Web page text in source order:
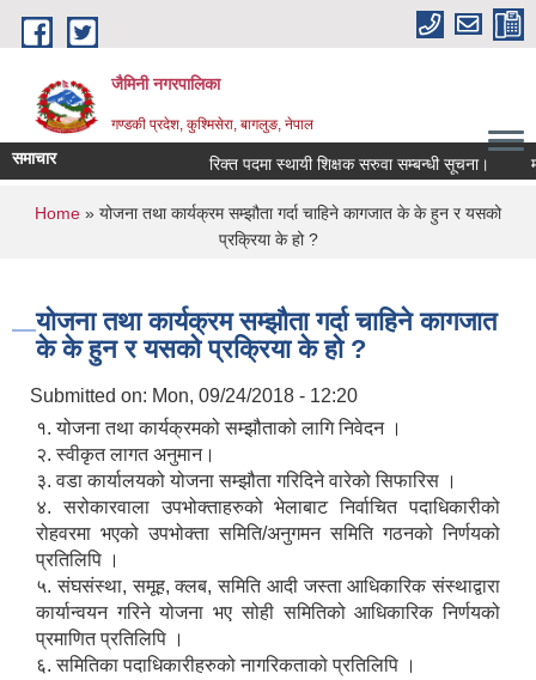
Skip to main content
जैमिनी नगरपालिका
गण्डकी प्रदेश, कुश्मिसेरा, बागलुङ, नेपाल
समाचार रिक्त पदमा स्थायी शिक्षक सरुवा सम्बन्धी सूचना।
You are here
Home » योजना तथा कार्यक्रम सम्झौता गर्दा चाहिने कागजात के के हुन र यसको
प्रक्रिया के हो ?
योजना तथा कार्यक्रम सम्झौता गर्दा चाहिने कागजात
के के हुन र यसको प्रक्रिया के हो ?
Submitted on: Mon, 09/24/2018 - 12:20
१. योजना तथा कार्यक्रमको सम्झौताको लागि निवेदन ।
२. स्वीकृत लागत अनुमान।
३. वडा कार्यालयको योजना सम्झौता गरिदिने वारेको सिफारिस ।
४. सरोकारवाला उपभोक्ताहरुको भेलाबाट निर्वाचित पदाधिकारीको
रोहवरमा भएको उपभोक्ता समिति/अनुगमन समिति गठनको निर्णयको
प्रतिलिपि ।
५. संघसंस्था, समूह, क्लब, समिति आदी जस्ता आधिकारिक संस्थाद्वारा
कार्यान्वयन गरिने योजना भए सोही समितिको आधिकारिक निर्णयको
प्रमाणित प्रतिलिपि ।
६. समितिका पदाधिकारीहरुको नागरिकताको प्रतिलिपि ।